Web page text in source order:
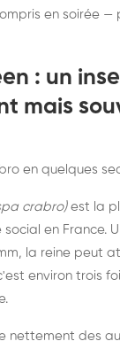
en soirée —
: un
mais
en quelques
crabro)est la
en France.
la reine peut
environ trois
nettement des